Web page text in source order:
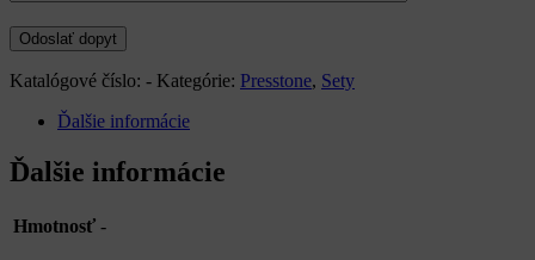
Katalógové číslo: - Kategórie: Presstone, Sety
Ďalšie informácie
Ďalšie informácie
Hmotnosť -